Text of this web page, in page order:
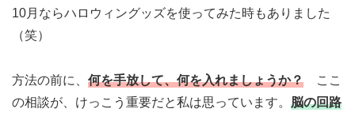
10月ならハロウィングッズを使ってみた時もありました
（笑）
方法の前に、 何を手放して、何を入れましょうか？ ここ
の相談が、けっこう重要だと私は思っています。 脳の回路